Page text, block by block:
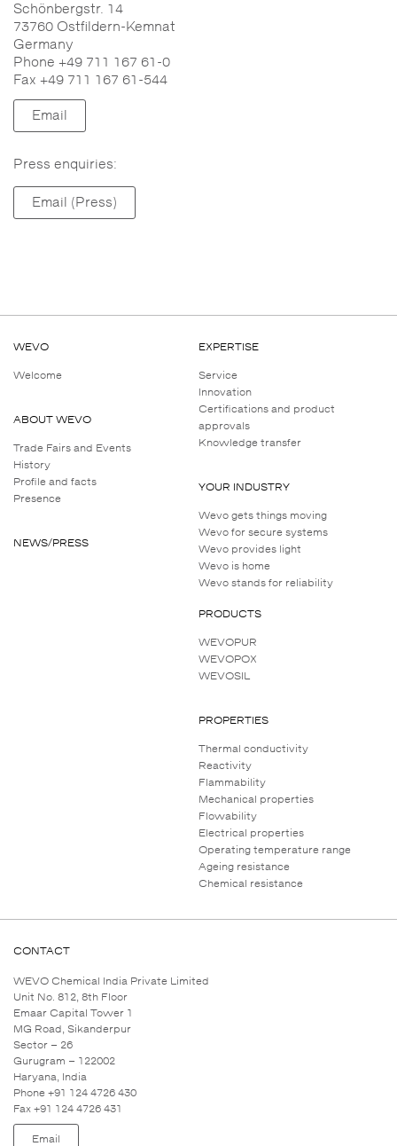
Schönbergstr. 14
73760 Ostfildern-Kemnat
Germany
Phone +49 711 167 61-0
Fax +49 711 167 61-544
Email
Press enquiries:
Email (Press)
WEVO
Welcome
ABOUT WEVO
Trade Fairs and Events
History
Profile and facts
Presence
NEWS/PRESS
EXPERTISE
Service
Innovation
Certifications and product
approvals
Knowledge transfer
YOUR INDUSTRY
Wevo gets things moving
Wevo for secure systems
Wevo provides light
Wevo is home
Wevo stands for reliability
PRODUCTS
WEVOPUR
WEVOPOX
WEVOSIL
PROPERTIES
Thermal conductivity
Reactivity
Flammability
Mechanical properties
Flowability
Electrical properties
Operating temperature range
Ageing resistance
Chemical resistance
CONTACT
WEVO Chemical India Private Limited
Unit No. 812, 8th Floor
Emaar Capital Tower 1
MG Road, Sikanderpur
Sector – 26
Gurugram – 122002
Haryana, India
Phone +91 124 4726 430
Fax +91 124 4726 431
Email